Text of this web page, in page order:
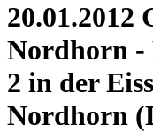
20.01.2012
Nordhorn -
2 in der
Nordhorn